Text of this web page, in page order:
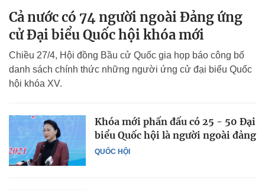
Cả nước có 74 người ngoài Đảng ứng
cử Đại biểu Quốc hội khóa mới
Chiều 27/4, Hội đồng Bầu cử Quốc gia họp báo công bố
danh sách chính thức những người ứng cử đại biểu Quốc
hội khóa XV.
QUỐC HỘI
Khóa mới phấn đấu có 25 - 50 Đại
biểu Quốc hội là người ngoài đảng